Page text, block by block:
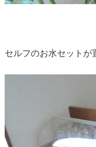
セルフのお水セットが